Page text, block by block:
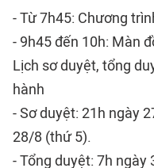
- Từ 7h45: Chương
- 9h45 đến 10h: Màn
Lịch sơ duyệt, tổng
hành
- Sơ duyệt: 21h ngày
28/8 (thứ 5).
- Tổng duyệt: 7h ngày